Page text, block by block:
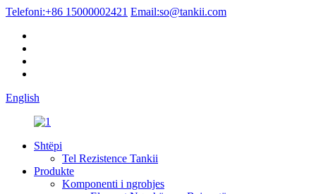
Telefoni:+86 15000002421 Email:so@tankii.com
English
Shtëpi
Tel Rezistence Tankii
Produkte
Komponenti i ngrohjes